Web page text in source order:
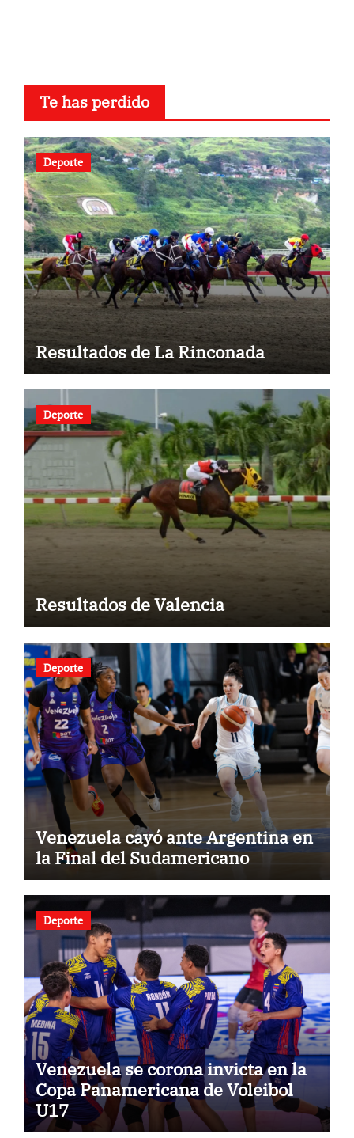
Te has perdido
Deporte
Resultados de La Rinconada
Deporte
Resultados de Valencia
Deporte
Venezuela cayó ante Argentina en
la Final del Sudamericano
Deporte
Venezuela se corona invicta en la
Copa Panamericana de Voleibol
U17